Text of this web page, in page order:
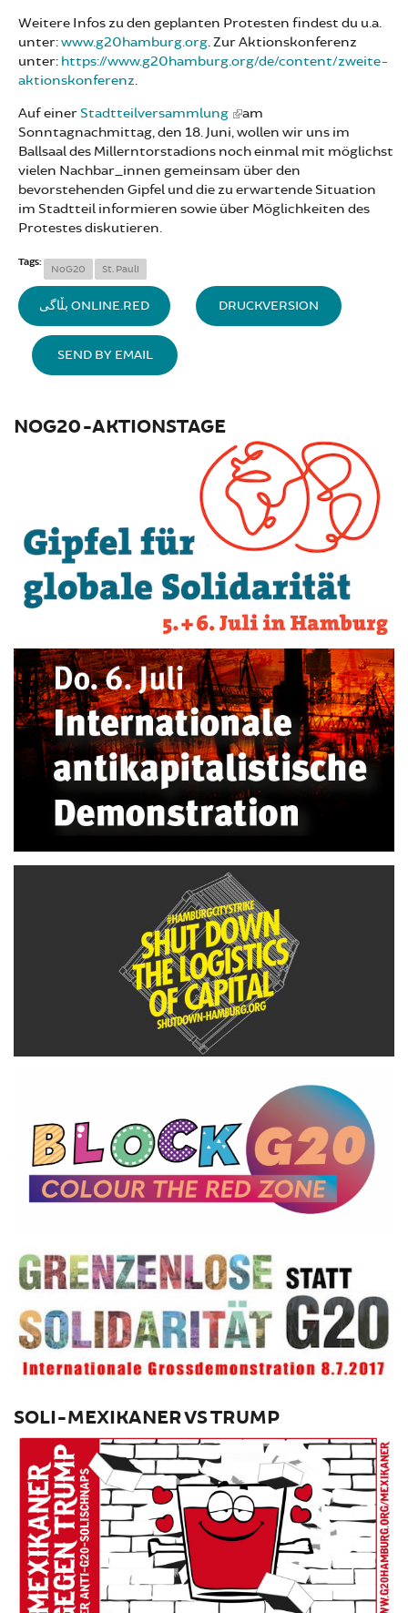
Weitere Infos zu den geplanten Protesten findest du u.a.
unter:www.g20hamburg.org. Zur Aktionskonferenz
unter: https://www.g20hamburg.org/de/content/zweite-
aktionskonferenz.
Auf einerStadtteilversammlung
am
Sonntagnachmittag, den 18. Juni, wollen wir uns im
Ballsaal des Millerntorstadions noch einmal mit möglichst
vielen Nachbar_innen gemeinsam über den
bevorstehenden Gipfel und die zu erwartende Situation
im Stadtteil informieren sowie über Möglichkeiten des
Protestes diskutieren.
Tags:
NoG20 St. Pauli
بڵاگی ONLINE.RED DRUCKVERSION
SEND BY EMAIL
NOG20-AKTIONSTAGE
SOLI-MEXIKANER VS TRUMP